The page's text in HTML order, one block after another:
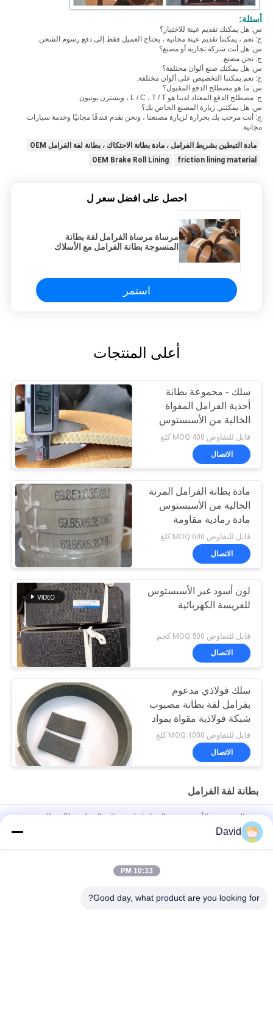
أسئلة:
س: هل يمكنك تقديم عينة للاختبار؟
ج: نعم ، يمكننا تقديم عينة مجانية ، يحتاج العميل فقط إلى دفع رسوم الشحن.
س: هل أنت شركة تجارية أو مصنع؟
ج: نحن مصنع.
س: هل يمكنك صنع ألوان مختلفة؟
ج: نعم.يمكننا التخصيص على ألوان مختلفة.
س: ما هو مصطلح الدفع المقبول؟
ج: مصطلح الدفع المعتاد لدينا هو L / C ، T / T ، ويسترن يونيون.
س: هل يمكنني زيارة المصنع الخاص بك؟
ج: أنت مرحب بك بحرارة لزيارة مصنعنا ، ونحن نقدم فندقًا مجانيًا وخدمة سيارات
مجانية.
مادة التبطين بشريط الفرامل ، مادة بطانة الاحتكاك ، بطانة لفة الفرامل OEM
friction lining material
OEM Brake Roll Lining
احصل على افضل سعر ل
مرساة مرساة الفرامل لفة بطانة
المنسوجة بطانة الفرامل مع الأسلاك
استمر
أعلى المنتجات
سلك - مجموعة بطانة
أحذية الفرامل المقواة
الخالية من الأسبستوس
لآبار زيت الونش
قابل للتفاوض MOQ:400 كلغ
الاتصال
مادة بطانة الفرامل المرنة
الخالية من الأسبستوس
مادة رمادية مقاومة
للحرارة
قابل للتفاوض MOQ:600 كلغ
الاتصال
لون أسود غير الأسبستوس
للفريسة الكهربائية
قابل للتفاوض MOQ:500 كجم
الاتصال
سلك فولاذي مدعوم
بفرامل لفة بطانة مصبوب
شبكة فولاذية مقواة بمواد
مطاطية
قابل للتفاوض MOQ:1000 كلغ
الاتصال
بطانة لفة الفرامل
غير المنسوجة الأسبستوس الفرامل لفة بطانة الصناعية لآلات السفن
أجزاء جرار أوتوماتيكية بطانة فرامل مع نحاس نحاسي لفرامل أسطوانة
فرامل الأحذية
شريط الفرامل من الألياف الزجاجية الفسكوزية التبطين بشهادة
David
10:33 PM
Good day, what product are you looking for?